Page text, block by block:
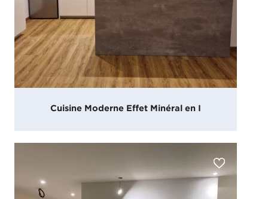
Cuisine Moderne Effet Minéral en I